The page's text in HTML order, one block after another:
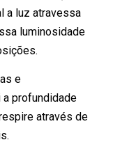
a luz atravessa
luminosidade
e
profundidade
através de